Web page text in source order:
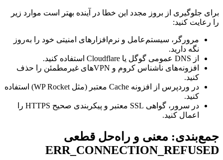
جلوگیری از بروز مجدد این خطا در آینده بهتر است موارد زیر
کنید:
مرورگر، سیستم‌عامل و نرم‌افزارهای امنیتی خود را به‌روز
نگه دارید.
از DNS عمومی گوگل یا Cloudflare استفاده کنید.
افزونه‌های ناشناس کروم و VPNهای غیرمطمئن را حذف
کنید.
در وردپرس از افزونه Cache معتبر (مثل WP Rocket) استفاده
کنید.
در سرور، گواهی SSL معتبر و پیکربندی صحیح HTTPS را
اعمال کنید.
معنی و راه‌حل قطعی